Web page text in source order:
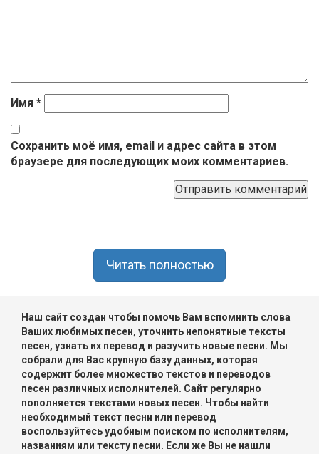
Имя *
Сохранить моё имя, email и адрес сайта в этом
браузере для последующих моих комментариев.
Читать полностью
Наш сайт создан чтобы помочь Вам вспомнить слова
Ваших любимых песен, уточнить непонятные тексты
песен, узнать их перевод и разучить новые песни. Мы
собрали для Вас крупную базу данных, которая
содержит более множество текстов и переводов
песен различных исполнителей. Сайт регулярно
пополняется текстами новых песен. Чтобы найти
необходимый текст песни или перевод
воспользуйтесь удобным поиском по исполнителям,
названиям или тексту песни. Если же Вы не нашли